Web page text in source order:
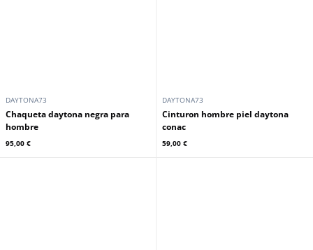
DAYTONA73
Chaqueta daytona negra para
hombre
95,00 €
DAYTONA73
Cinturon hombre piel daytona
conac
59,00 €